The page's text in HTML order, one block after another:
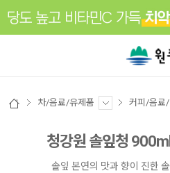
차/음료/유제품 커피/음료/
청강원 솔잎청
솔잎 본연의 맛과 향이 진한